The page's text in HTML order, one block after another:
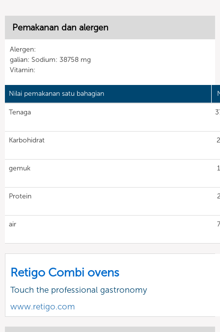
Pemakanan dan alergen
Alergen:
galian: Sodium: 38758 mg
Vitamin:
Nilai pemakanan satu bahagian
Tenaga
Karbohidrat
gemuk
Protein
air
Retigo Combi ovens
Touch the professional gastronomy
www.retigo.com